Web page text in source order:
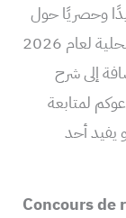
وحصريًا حول
تأسست مسابقة التوظيف في الجماعات المحلية لعام 2026
إلى شرح
لمتابعة
يفيد أحد
Concours